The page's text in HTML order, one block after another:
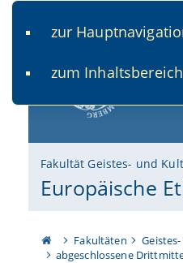
zur
zum
Fakultät Geistes- und
Europäische
Fakultäten
abgeschlossene